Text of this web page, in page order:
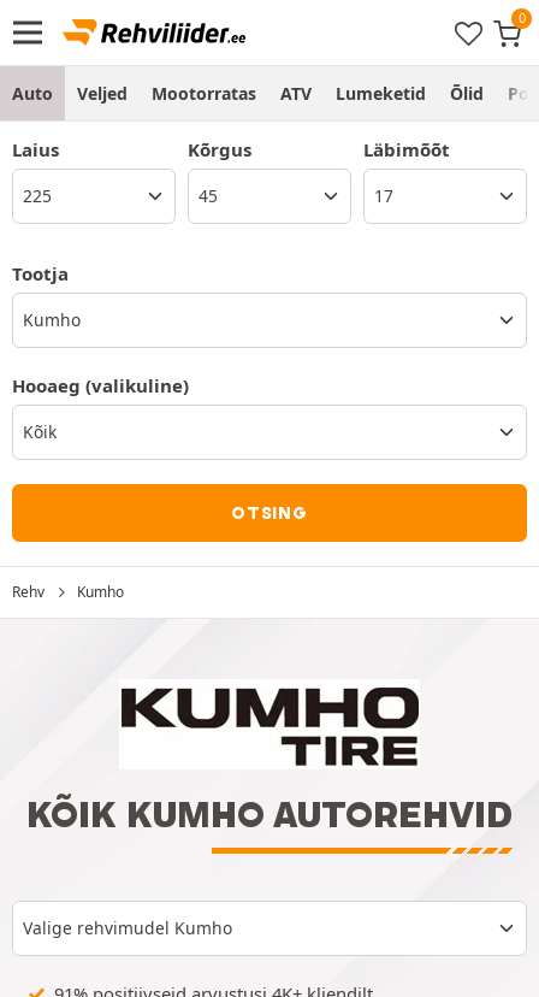
Auto Veljed Mootorratas ATV Lumeketid Õlid
Laius Kõrgus Läbimõõt
Tootja
Kumho
Hooaeg (valikuline)
OTSING
Rehv Kumho
KÕIK KUMHO AUTOREHVID
Valige rehvimudel Kumho